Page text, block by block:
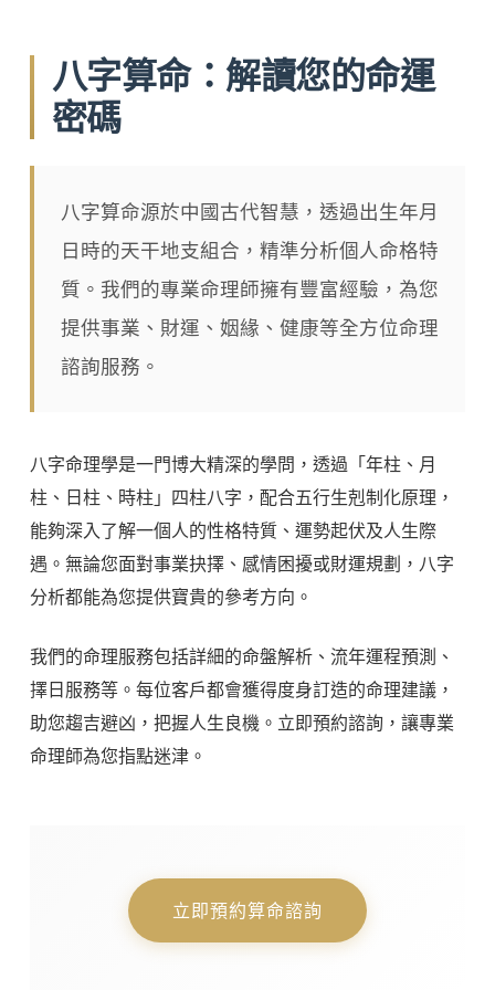
八字算命：解讀您的命運
密碼
八字算命源於中國古代智慧，透過出生年月
日時的天干地支組合，精準分析個人命格特
質。我們的專業命理師擁有豐富經驗，為您
提供事業、財運、姻緣、健康等全方位命理
諮詢服務。
八字命理學是一門博大精深的學問，透過「年柱、月
柱、日柱、時柱」四柱八字，配合五行生剋制化原理，
能夠深入了解一個人的性格特質、運勢起伏及人生際
遇。無論您面對事業抉擇、感情困擾或財運規劃，八字
分析都能為您提供寶貴的參考方向。
我們的命理服務包括詳細的命盤解析、流年運程預測、
擇日服務等。每位客戶都會獲得度身訂造的命理建議，
助您趨吉避凶，把握人生良機。立即預約諮詢，讓專業
命理師為您指點迷津。
立即預約算命諮詢